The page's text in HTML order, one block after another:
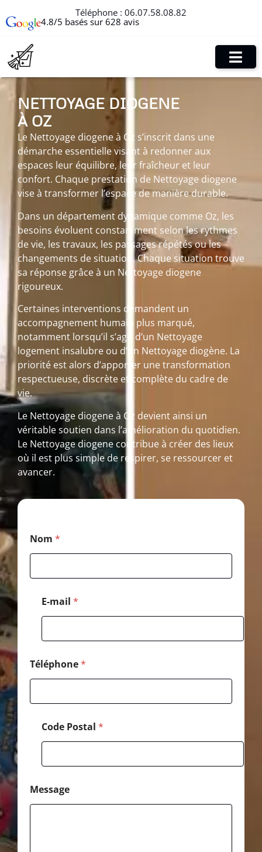
Téléphone : 06.07.58.08.82
4.8/5 basés sur 628 avis
NETTOYAGE DIOGENE
À OZ
Le Nettoyage diogene à Oz s’inscrit dans une
démarche essentielle visant à redonner aux
espaces leur équilibre, leur fraîcheur et leur
confort. Chaque prestation de Nettoyage diogene
vise à transformer l’espace de manière durable.
Dans un département dynamique comme Oz, les
besoins évoluent constamment selon les rythmes
de vie, les travaux, les passages répétés ou les
changements de situation. Chaque situation trouve
sa réponse grâce à un Nettoyage diogene
rigoureux.
Certaines interventions demandent un
accompagnement humain plus marqué,
notamment lorsqu’il s’agit d’un Nettoyage
logement insalubre ou d’un Nettoyage diogène. La
priorité est alors d’apporter une transformation
respectueuse, discrète et complète du cadre de
vie.
Le Nettoyage diogene à Oz devient ainsi un
véritable soutien dans l’amélioration du quotidien.
Le Nettoyage diogene contribue à créer des lieux
où il est plus simple de respirer, se ressourcer et
avancer.
N
o
*
Nom *
E-mail *
Téléphone*
Code Postal *
Message